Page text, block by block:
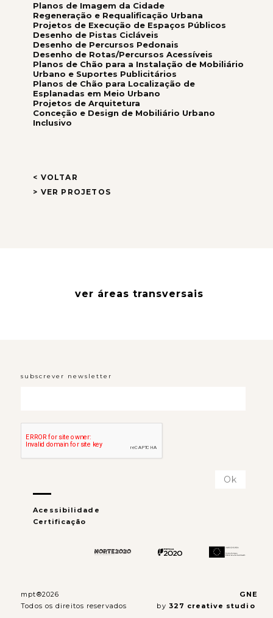
Planos de Imagem da Cidade
Regeneração e Requalificação Urbana
Projetos de Execução de Espaços Públicos
Desenho de Pistas Cicláveis
Desenho de Percursos Pedonais
Desenho de Rotas/Percursos Acessíveis
Planos de Chão para a Instalação de Mobiliário
Urbano e Suportes Publicitários
Planos de Chão para Localização de
Esplanadas em Meio Urbano
Projetos de Arquitetura
Conceção e Design de Mobiliário Urbano
Inclusivo
< VOLTAR
> VER PROJETOS
ver áreas transversais
subscrever newsletter
Acessibilidade
Certificação
mpt®2026
Todos os direitos reservados
GNE
by 327 creative studio